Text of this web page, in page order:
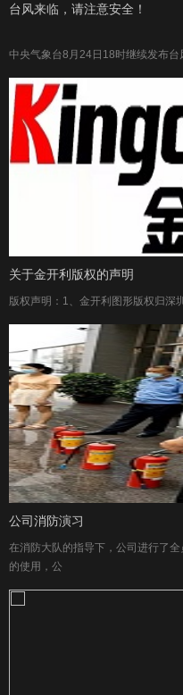
​​台风来临，请注意安全！
中央气象台8月24日18时继续发布台
关于金开利版权的声明
版权声明：1、金开利图形版权归深
公司消防演习
在消防大队的指导下，公司进行了
的使用，公